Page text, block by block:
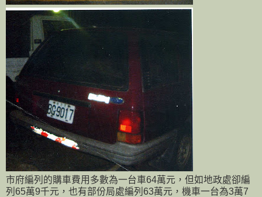
市府編列的購車費用多數為一台車64萬元，但如地政處卻編
列65萬9千元，也有部份局處編列63萬元，機車一台為3萬7